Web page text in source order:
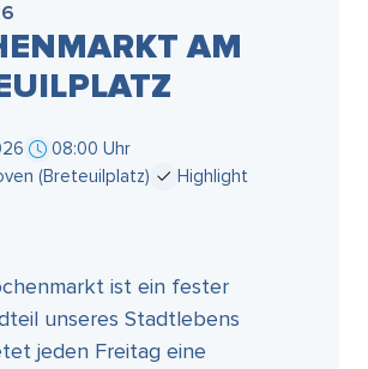
AM
08:00 Uhr
(Breteuilplatz)
Highlight
ist ein fester
unseres Stadtlebens
jeden Freitag eine